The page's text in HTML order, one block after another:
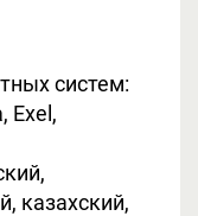
систем:
Exel,
казахский,